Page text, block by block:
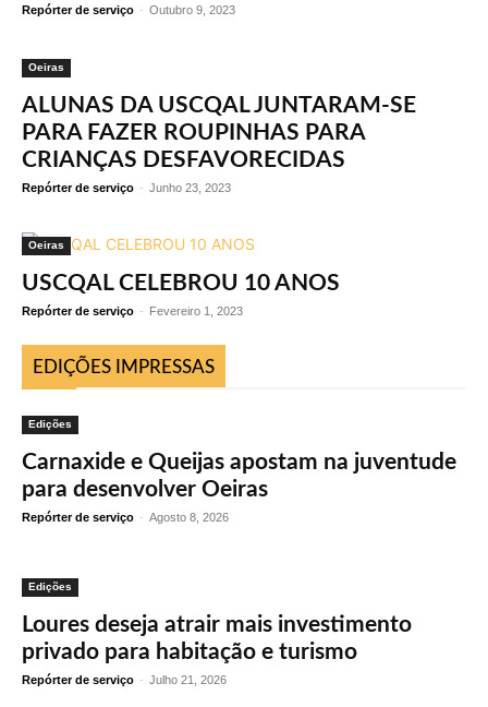
Repórter de serviço - Outubro 9, 2023
Oeiras
ALUNAS DA USCQAL JUNTARAM-SE
PARA FAZER ROUPINHAS PARA
CRIANÇAS DESFAVORECIDAS
Repórter de serviço - Junho 23, 2023
Oeiras
USCQAL CELEBROU 10 ANOS
Repórter de serviço - Fevereiro 1, 2023
EDIÇÕES IMPRESSAS
Edições
Carnaxide e Queijas apostam na juventude
para desenvolver Oeiras
Repórter de serviço - Agosto 8, 2026
Edições
Loures deseja atrair mais investimento
privado para habitação e turismo
Repórter de serviço - Julho 21, 2026